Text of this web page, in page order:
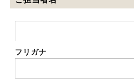
フリガナ